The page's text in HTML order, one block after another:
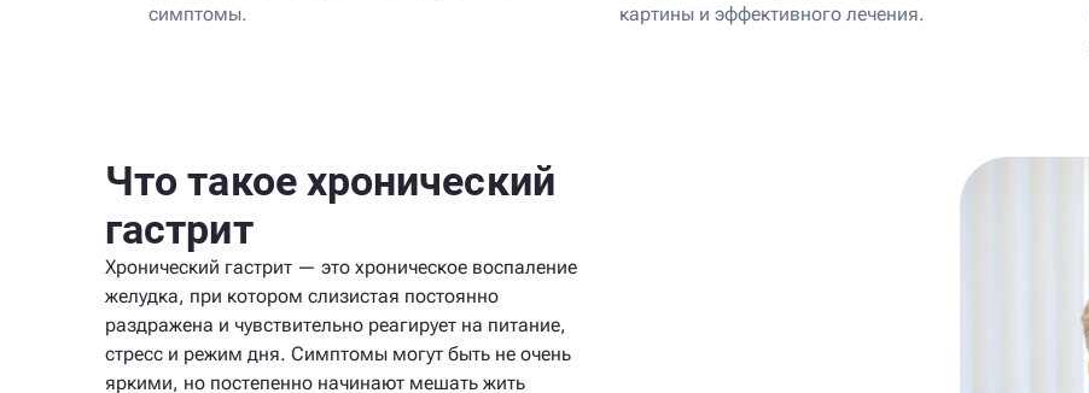
симптомы.
картины и эффективного лечения.
Что такое хронический
гастрит
Хронический гастрит — это хроническое воспаление
желудка, при котором слизистая постоянно
раздражена и чувствительно реагирует на питание,
стресс и режим дня. Симптомы могут быть не очень
яркими, но постепенно начинают мешать жить